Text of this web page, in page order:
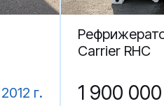
2012 г.
Carrier RHC
1 900